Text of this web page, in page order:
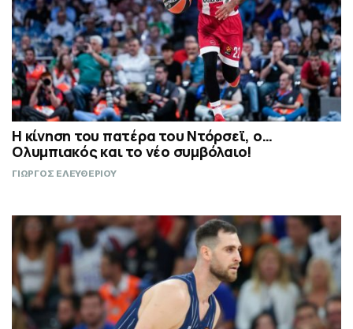
Η κίνηση του πατέρα του Ντόρσεϊ, ο…
Ολυμπιακός και το νέο συμβόλαιο!
ΓΙΩΡΓΟΣ ΕΛΕΥΘΕΡΙΟΥ